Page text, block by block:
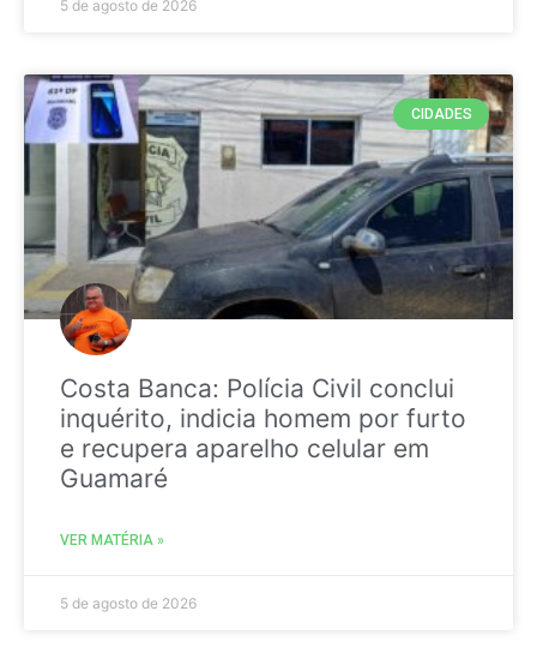
5 de agosto de 2026
CIDADES
Costa Banca: Polícia Civil conclui
inquérito, indicia homem por furto
e recupera aparelho celular em
Guamaré
VER MATÉRIA »
5 de agosto de 2026